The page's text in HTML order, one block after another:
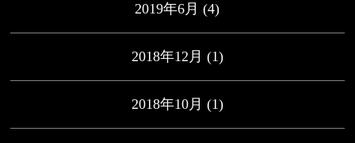
2019年6月 (4)
2018年12月 (1)
2018年10月 (1)